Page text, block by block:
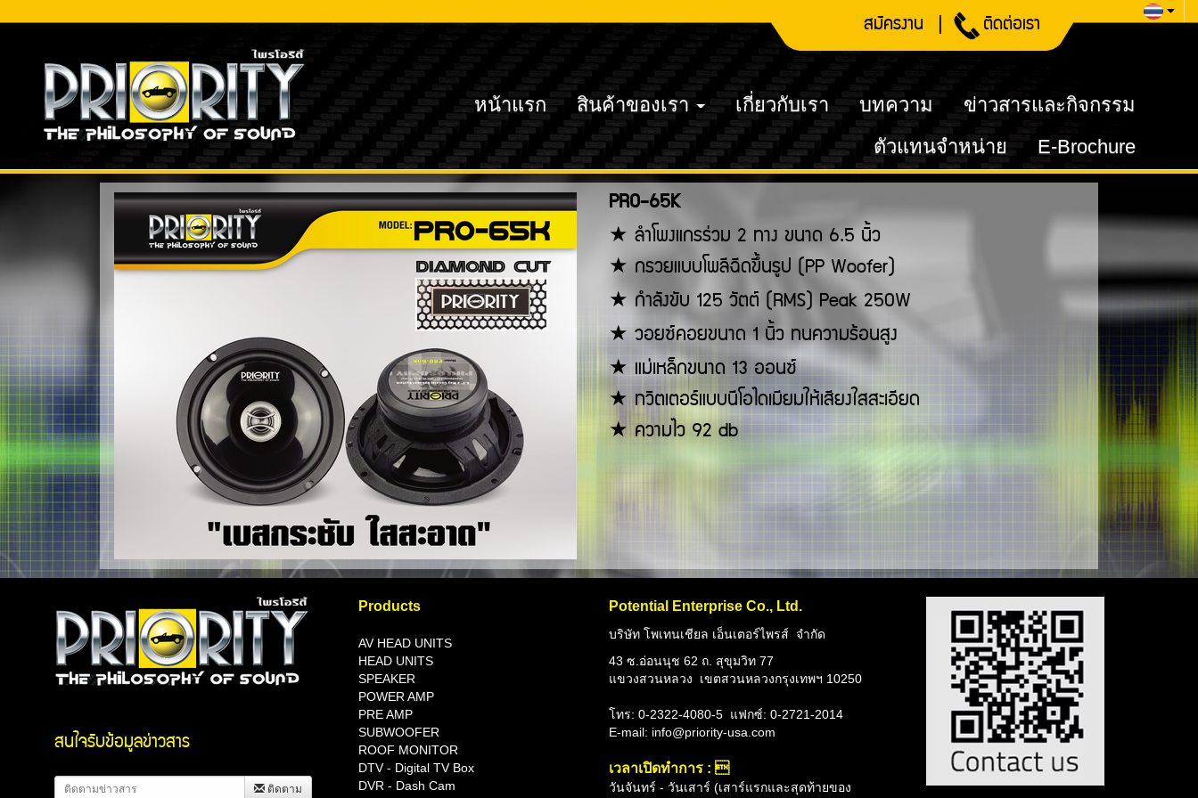
หน้าแรก สินค้าของเรา เกี่ยวกับเรา บทความ
ข่าวสารและกิจกรรม
ตัวแทนจำหน่าย
E-Brochure
สมัครงาน | ติดต่อเรา
PRO-65K
★ ลำโพงแกรร่วม 2 ทาง ขนาด 6.5 นิ้ว
★ กรวยแบบโพลีฉีดขึ้นรูป (PP Woofer)
★ กำลังขับ 125 วัตต์ (RMS) Peak 250W
★ วอยซ์คอยขนาด1 นิ้ว ทนความร้อนสูง
★ แม่เหล็กขนาด 13 ออนซ์
★ ทวิตเตอร์แบบนีโอไดเมียมให้เสียงใสสะเอียด
★ ความไว 92 db
สนใจรับข้อมูลข่าวสาร
ติดตาม
Products
AV HEAD UNITS
HEAD UNITS
SPEAKER
POWER AMP
PRE AMP
SUBWOOFER
ROOF MONITOR
DTV - Digital TV Box
DVR - Dash Cam
Potential Enterprise Co., Ltd.
บริษัท โพเทนเชียล เอ็นเตอร์ไพรส์ จำกัด
43 ซ.อ่อนนุช 62 ถ. สุขุมวิท 77
แขวงสวนหลวง เขตสวนหลวงกรุงเทพฯ 10250
โทร: 0-2322-4080-5 แฟกซ์: 0-2721-2014
E-mail: info@priority-usa.com
เวลาเปิดทำการ : 
วันจันทร์ - วันเสาร์ (เสาร์แรกและสุดท้ายของ